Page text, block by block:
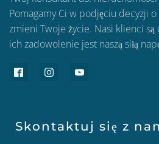
Pomagamy Ci w podjęciu decyzji
zmieni Twoje życie. Nasi klienci
ich zadowolenie jest naszą siłą
Skontaktuj się z